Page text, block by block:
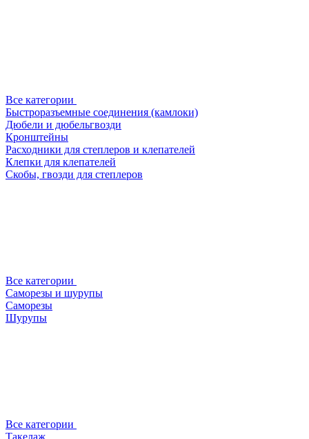
Все категории
Быстроразъемные соединения (камлоки)
Дюбели и дюбельгвозди
Кронштейны
Расходники для степлеров и клепателей
Клепки для клепателей
Скобы, гвозди для степлеров
Все категории
Саморезы и шурупы
Саморезы
Шурупы
Все категории
Такелаж